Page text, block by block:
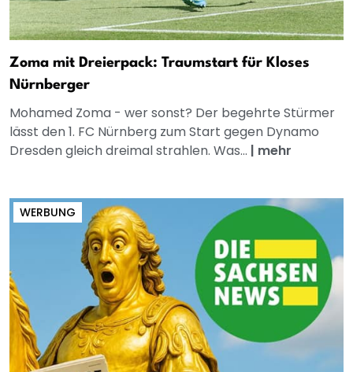
Zoma mit Dreierpack: Traumstart für Kloses
Nürnberger
Mohamed Zoma - wer sonst? Der begehrte Stürmer
lässt den 1. FC Nürnberg zum Start gegen Dynamo
Dresden gleich dreimal strahlen. Was... | mehr
WERBUNG